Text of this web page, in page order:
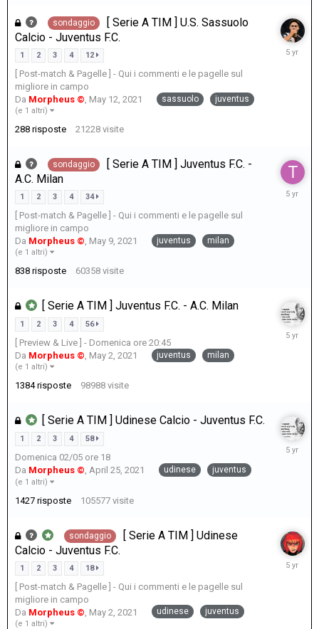
sondaggio
[ Serie A TIM ] U.S. Sassuolo
Calcio - Juventus F.C.
1 2 3 4 12
[ Post-match & Pagelle ] - Qui i commenti e le pagelle sul
migliore in campo
Da Morpheus ©, May 12, 2021 sassuolo juventus
(e 1 altri)
288 risposte 21228 visite
May
sondaggio
[ Serie A TIM ] Juventus F.C. -
A.C. Milan
1 2 3 4 34
[ Post-match & Pagelle ] - Qui i commenti e le pagelle sul
migliore in campo
Da Morpheus ©, May 9, 2021 juventus milan
(e 1 altri)
838 risposte 60358 visite
May
[ Serie A TIM ] Juventus F.C. - A.C. Milan
1 2 3 4 56
[ Preview & Live ] - Domenica ore 20:45
Da Morpheus ©, May 2, 2021 juventus milan
(e 1 altri)
1384 risposte 98988 visite
May
[ Serie A TIM ] Udinese Calcio - Juventus F.C.
1 2 3 4 58
Domenica 02/05 ore 18
Da Morpheus ©, April 25, 2021 udinese juventus
(e 1 altri)
1427 risposte 105577 visite
May
sondaggio
[ Serie A TIM ] Udinese
Calcio - Juventus F.C.
1 2 3 4 18
[ Post-match & Pagelle ] - Qui i commenti e le pagelle sul
migliore in campo
Da Morpheus © May 2, 2021 udinese juventus
(e 1 altri)
May